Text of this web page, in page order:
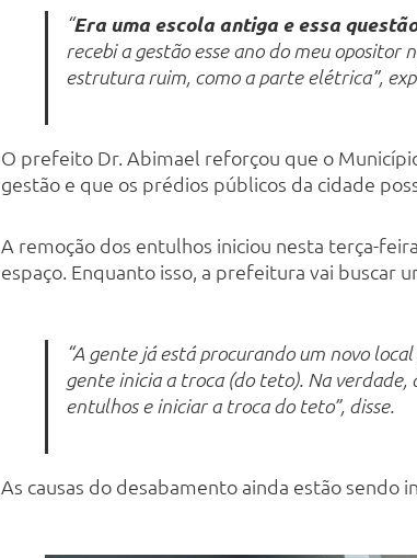
“Era uma escola antiga e essa
recebi a gestão esse ano do meu
estrutura ruim, como a parte elétrica”,
O prefeito Dr. Abimael reforçou que o
gestão e que os prédios públicos da cidade
A remoção dos entulhos iniciou nesta terça-
espaço. Enquanto isso, a prefeitura vai buscar
“A gente já está procurando um novo
gente inicia a troca (do teto). Na
entulhos e iniciar a troca do teto”, disse.
As causas do desabamento ainda estão sendo